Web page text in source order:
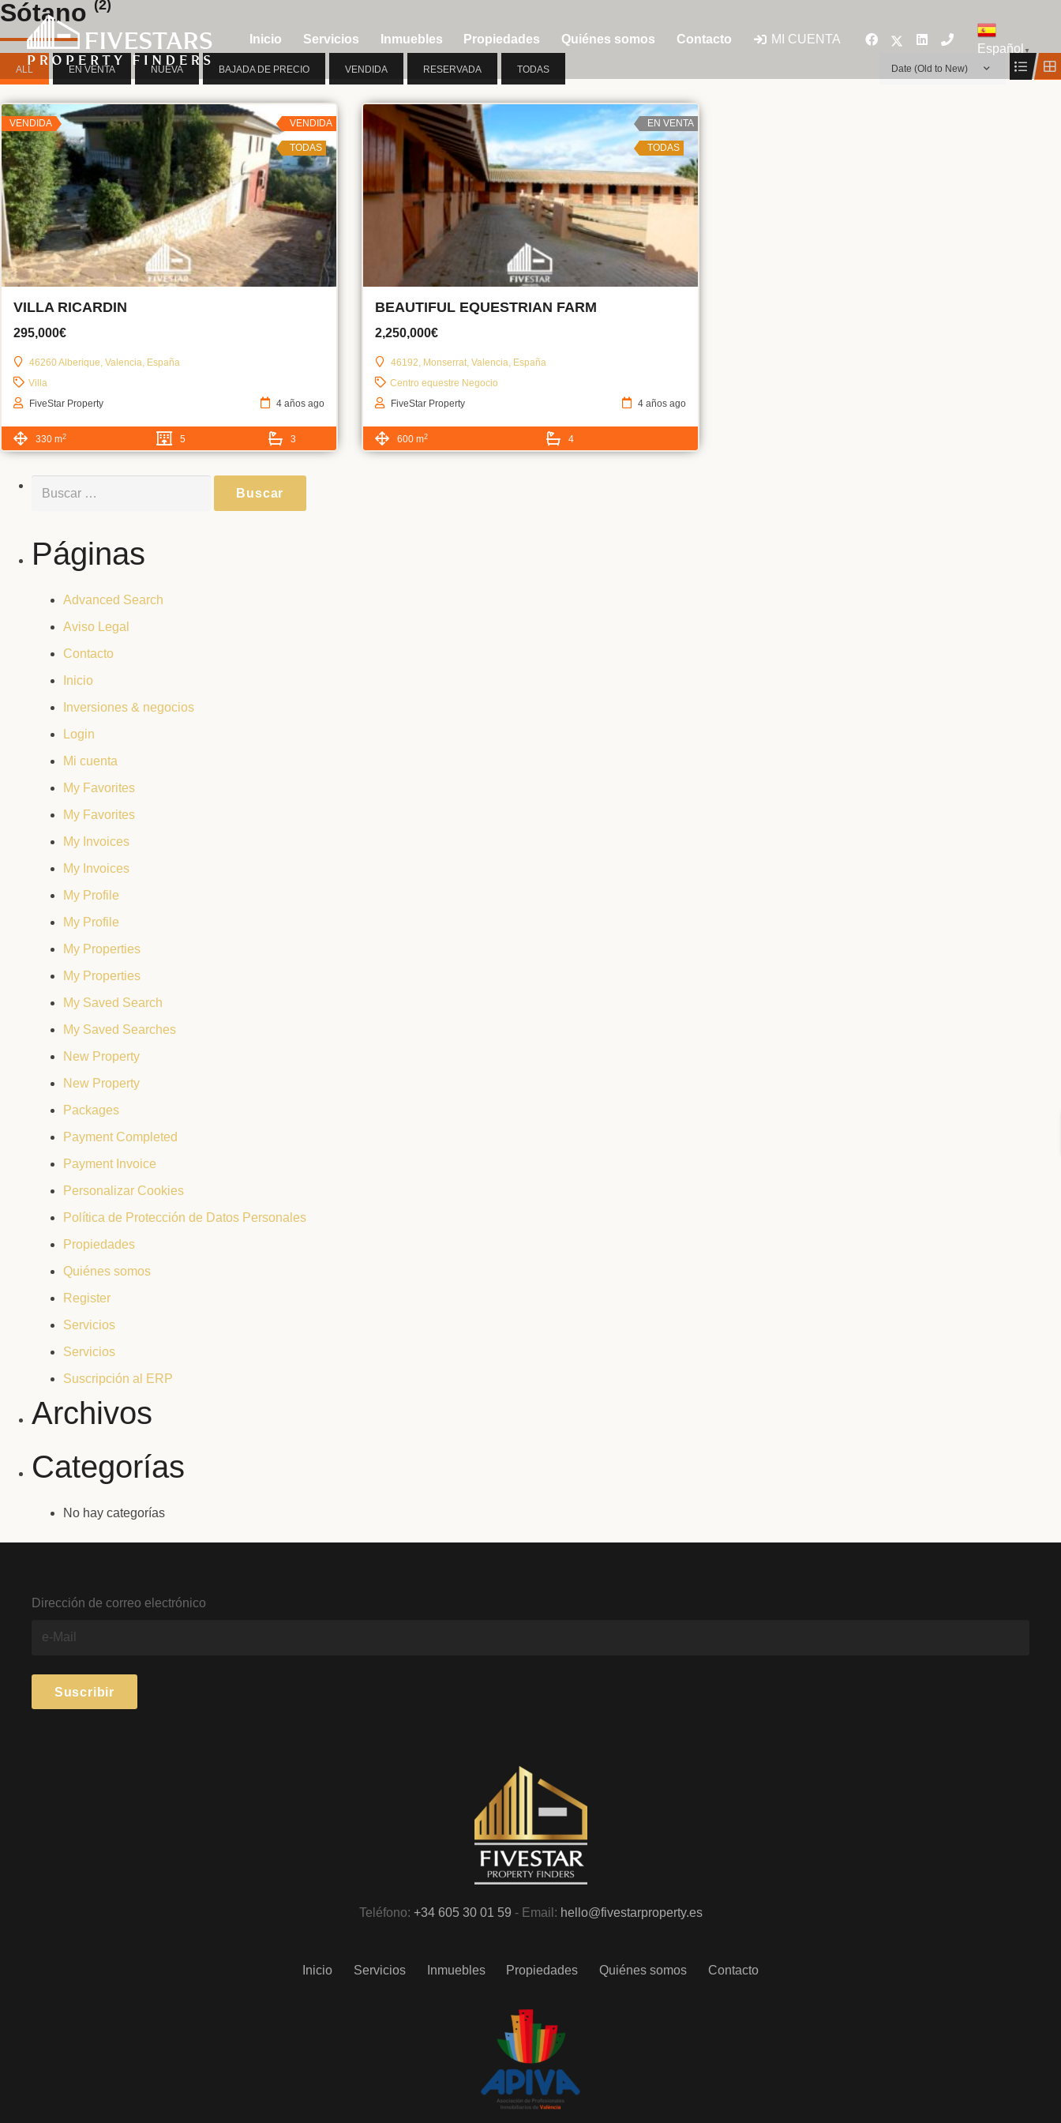
Inicio Servicios Inmuebles Propiedades Quiénes somos Contacto MI CUENTA
Español ▼
Sótano (2)
ALL EN VENTA NUEVA BAJADA DE PRECIO VENDIDA RESERVADA TODAS Date (Old to New)
VENDIDA VENDIDA
TODAS
VILLA RICARDIN
295,000€
46260 Alberique, Valencia, España
Villa
FiveStar Property
4 años ago
330 m2 5 3
EN VENTA
TODAS
BEAUTIFUL EQUESTRIAN FARM
2,250,000€
46192, Monserrat, Valencia, España
Centro equestre Negocio
FiveStar Property
4 años ago
600 m2 4
Páginas
Advanced Search
Aviso Legal
Contacto
Inicio
Inversiones & negocios
Login
Mi cuenta
My Favorites
My Favorites
My Invoices
My Invoices
My Profile
My Profile
My Properties
My Properties
My Saved Search
My Saved Searches
New Property
New Property
Packages
Payment Completed
Payment Invoice
Personalizar Cookies
Política de Protección de Datos Personales
Propiedades
Quiénes somos
Register
Servicios
Servicios
Suscripción al ERP
Archivos
Categorías
No hay categorías
Dirección de correo electrónico
Teléfono: +34 605 30 01 59 - Email: hello@fivestarproperty.es
Inicio Servicios Inmuebles Propiedades Quiénes somos Contacto